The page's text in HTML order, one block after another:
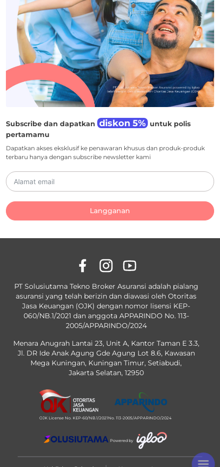
Subscribe dan dapatkan diskon 5% untuk polis
pertamamu
Dapatkan akses eksklusif ke penawaran khusus dan produk-produk
terbaru hanya dengan subscribe newsletter kami
Langganan
PT Solusiutama Tekno Broker Asuransi adalah pialang
asuransi yang telah berizin dan diawasi oleh Otoritas
Jasa Keuangan (OJK) dengan nomor lisensi KEP-
060/NB.1/2021 dan anggota APPARINDO No. 113-
2005/APPARINDO/2024
Menara Anugrah Lantai 23, Unit A, Kantor Taman E 3.3,
Jl. DR Ide Anak Agung Gde Agung Lot 8.6, Kawasan
Mega Kuningan, Kuningan Timur, Setiabudi,
Jakarta Selatan, 12950
OJK License No. KEP-60/NB.1/2021 No. 113-2005/APPARINDO/2024
Powered by